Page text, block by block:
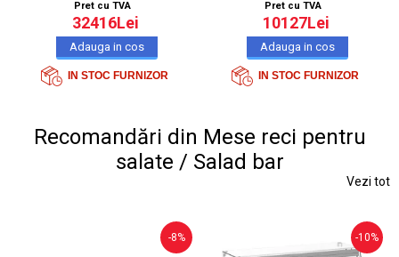
Pret cu TVA
32416Lei
IN STOC FURNIZOR
Pret cu TVA
10127Lei
IN STOC FURNIZOR
Recomandări din Mese reci pentru
salate / Salad bar
Vezi tot
-8% -10%